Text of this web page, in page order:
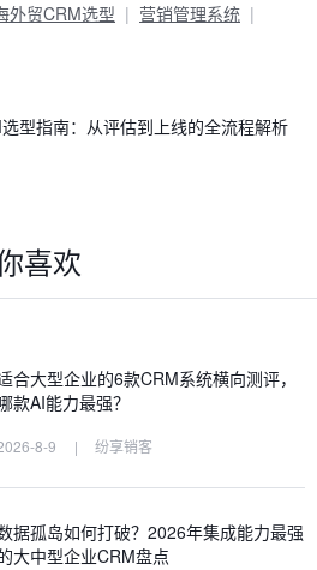
外贸CRM选型
营销管理系统
型指南：从评估到上线的全流程解析
喜欢
合大型企业的6款CRM系统横向测评，
款AI能力最强？
8-9 | 纷享销客
据孤岛如何打破？2026年集成能力最强
大中型企业CRM盘点